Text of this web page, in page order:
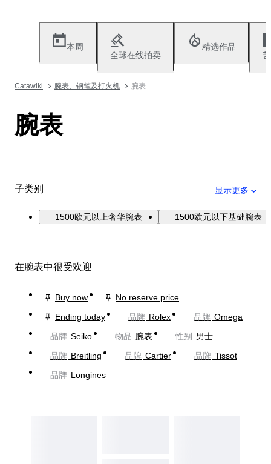
本周
全球在线拍卖
精选作品
Catawiki 腕表、钢笔及打火机 腕表
腕表
子类别 显示更多
1500欧元以上奢华腕表 1500欧元以下基础腕表
在腕表中很受欢迎
Buy now
No reserve price
Ending today
品牌 Rolex 品牌 Omega
品牌 Seiko 物品 腕表 性别
男士
品牌 Breitling 品牌 Cartier 品牌 Tissot
品牌 Longines